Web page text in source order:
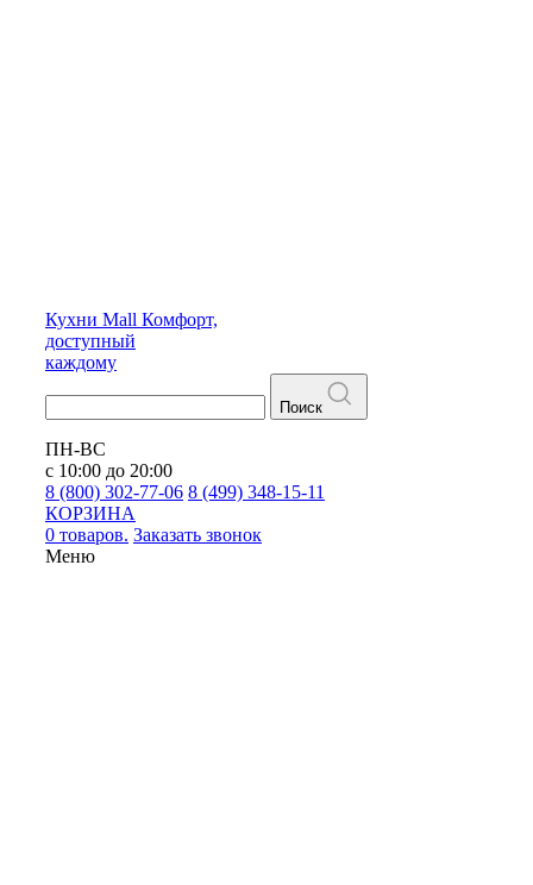
Кухни Mall Комфорт,
доступный
каждому
Поиск
ПН-ВС
с 10:00 до 20:00
8 (800) 302-77-06 8 (499) 348-15-11
КОРЗИНА
0 товаров. Заказать звонок
Меню